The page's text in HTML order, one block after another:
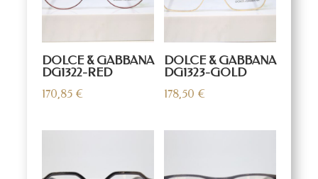
DOLCE & GABBANA
DG1322-RED
170,85 €
DOLCE & GABBANA
DG1323-GOLD
178,50 €